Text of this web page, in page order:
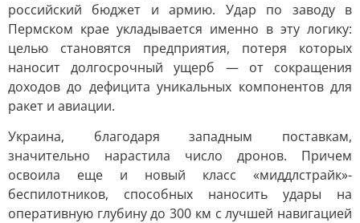
российский бюджет и армию. Удар по заводу в
Пермском крае укладывается именно в эту логику:
целью становятся предприятия, потеря которых
наносит долгосрочный ущерб — от сокращения
доходов до дефицита уникальных компонентов для
ракет и авиации.
Украина, благодаря западным поставкам,
значительно нарастила число дронов. Причем
освоила еще и новый класс «миддлстрайк»-
беспилотников, способных наносить удары на
оперативную глубину до 300 км с лучшей навигацией